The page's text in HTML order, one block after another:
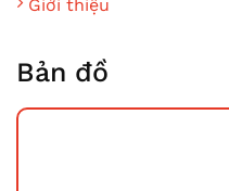
Giới thiệu
Bản đồ